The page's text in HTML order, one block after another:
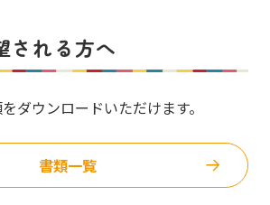
される方へ
ダウンロードいただけます。
書類一覧